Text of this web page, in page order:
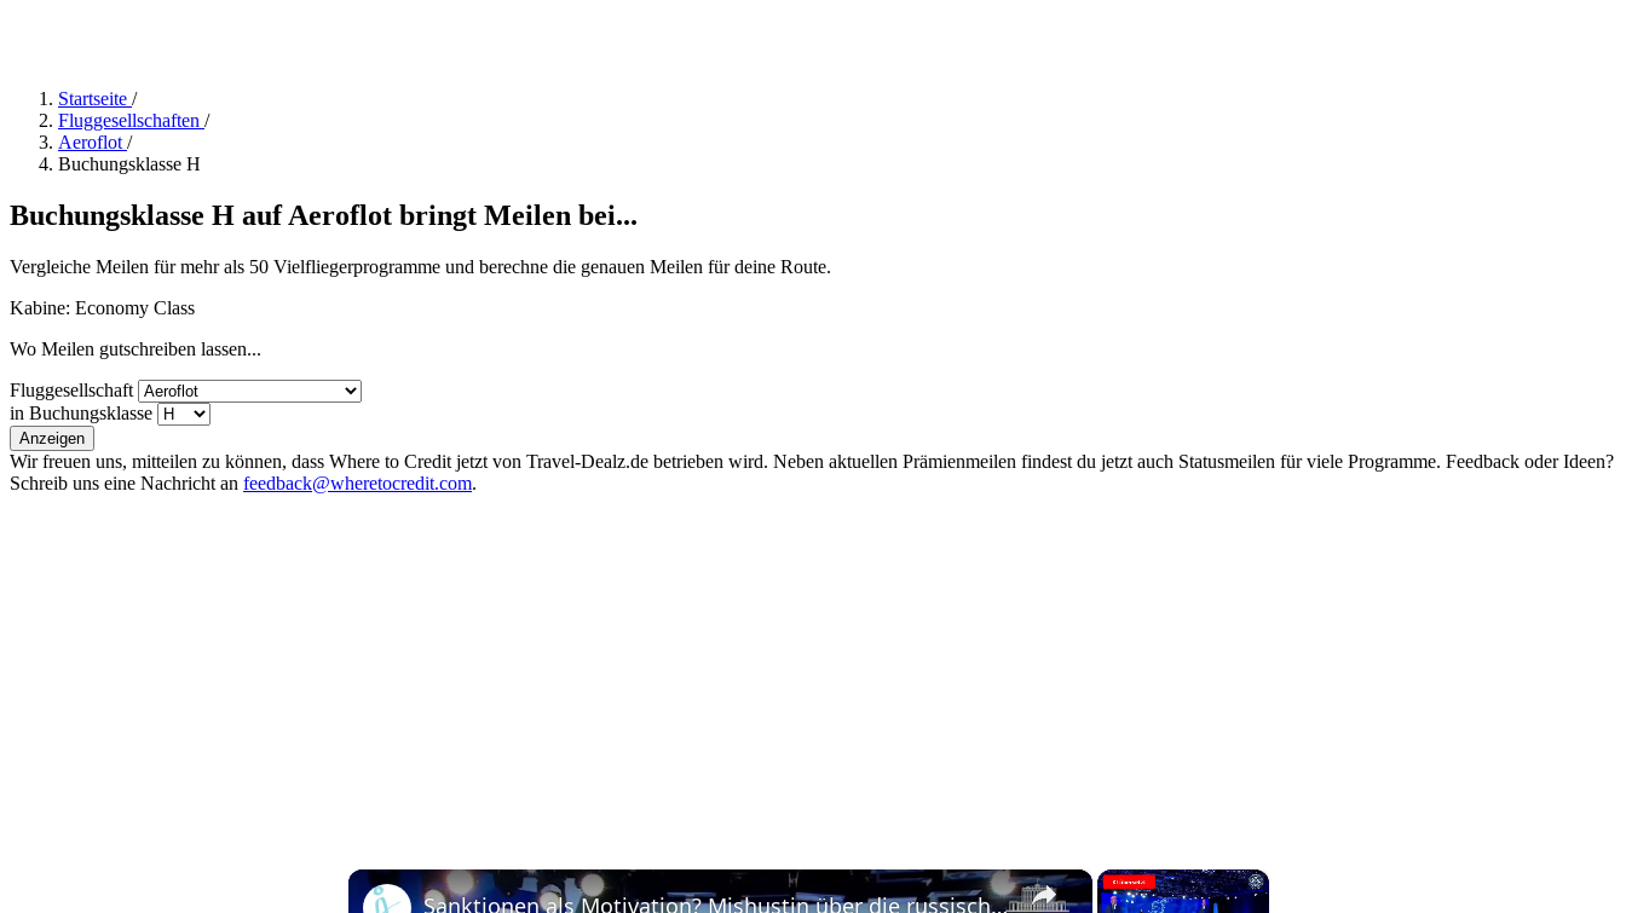
Startseite /
Fluggesellschaften /
Aeroflot /
Buchungsklasse H
Buchungsklasse H auf Aeroflot bringt Meilen bei...
Vergleiche Meilen für mehr als 50 Vielfliegerprogramme und berechne die genauen Meilen für deine Route.
Kabine: Economy Class
Wo Meilen gutschreiben lassen...
Fluggesellschaft
in Buchungsklasse
Anzeigen
Wir freuen uns, mitteilen zu können, dass Where to Credit jetzt von Travel-Dealz.de betrieben wird. Neben aktuellen Prämienmeilen findest du jetzt auch Statusmeilen für viele Programme. Feedback oder Ideen?
Schreib uns eine Nachricht an feedback@wheretocredit.com.
×
×
Sanktionen als Motivation? Mishustin über die russische Flugzeugproduktion